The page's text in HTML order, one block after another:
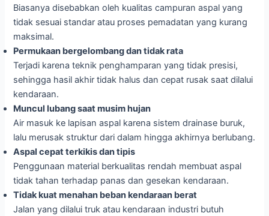
Biasanya disebabkan oleh kualitas campuran aspal yang
tidak sesuai standar atau proses pemadatan yang kurang
maksimal.
Permukaan bergelombang dan tidak rata
Terjadi karena teknik penghamparan yang tidak presisi,
sehingga hasil akhir tidak halus dan cepat rusak saat dilalui
kendaraan.
Muncul lubang saat musim hujan
Air masuk ke lapisan aspal karena sistem drainase buruk,
lalu merusak struktur dari dalam hingga akhirnya berlubang.
Aspal cepat terkikis dan tipis
Penggunaan material berkualitas rendah membuat aspal
tidak tahan terhadap panas dan gesekan kendaraan.
Tidak kuat menahan beban kendaraan berat
Jalan yang dilalui truk atau kendaraan industri butuh